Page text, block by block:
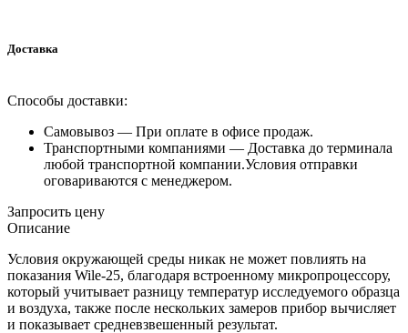
Доставка
Способы доставки:
Самовывоз — При оплате в офисе продаж.
Транспортными компаниями — Доставка до терминала
любой транспортной компании.Условия отправки
оговариваются с менеджером.
Запросить цену
Описание
Условия окружающей среды никак не может повлиять на
показания Wile-25, благодаря встроенному микропроцессору,
который учитывает разницу температур исследуемого образца
и воздуха, также после нескольких замеров прибор вычисляет
и показывает средневзвешенный результат.